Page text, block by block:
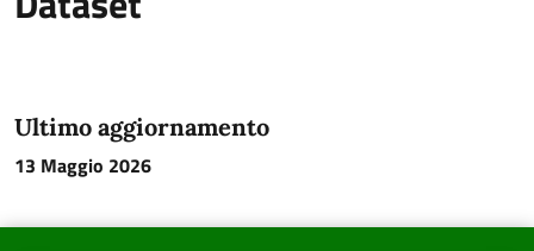
Ultimo aggiornamento
13 Maggio 2026